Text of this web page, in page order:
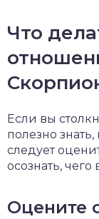
Что
Если вы
полезно
следует
осознать, чего
Оцените